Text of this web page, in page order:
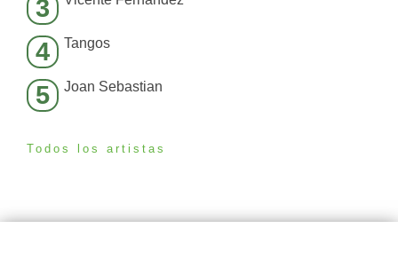
3
4 Tangos
5 Joan Sebastian
Todos los artistas